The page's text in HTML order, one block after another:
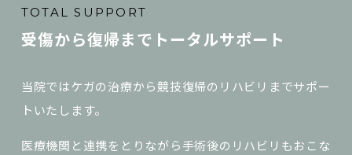
TOTAL SUPPORT
受傷から復帰まで トータルサポート
当院ではケガの治療から競技復帰のリハビリまでサポー
トいたします。
医療機関と連携をとりながら手術後のリハビリもおこな